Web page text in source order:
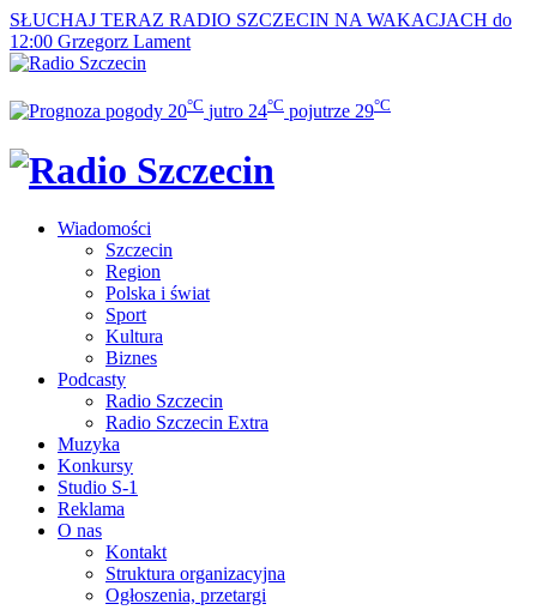
SŁUCHAJ TERAZ RADIO SZCZECIN NA WAKACJACH do
12:00 Grzegorz Lament
20°C jutro 24°C pojutrze 29°C
Wiadomości
Szczecin
Region
Polska i świat
Sport
Kultura
Biznes
Podcasty
Radio Szczecin
Radio Szczecin Extra
Muzyka
Konkursy
Studio S-1
Reklama
O nas
Kontakt
Struktura organizacyjna
Ogłoszenia, przetargi